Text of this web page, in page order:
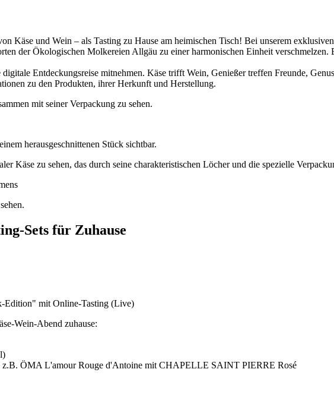
Käse und Wein – als Tasting zu Hause am heimischen Tisch! Bei unserem
der Ökologischen Molkereien Allgäu zu einer harmonischen Einheit verschmelzen.
Entdeckungsreise mitnehmen. Käse trifft Wein, Genießer treffen Freunde,
zu den Produkten, ihrer Herkunft und Herstellung.
Sets für Zuhause
Edition" mit Online-Tasting (Live)
Wein-Abend zuhause:
z.B. ÖMA L'amour Rouge d'Antoine mit CHAPELLE SAINT PIERRE Rosé